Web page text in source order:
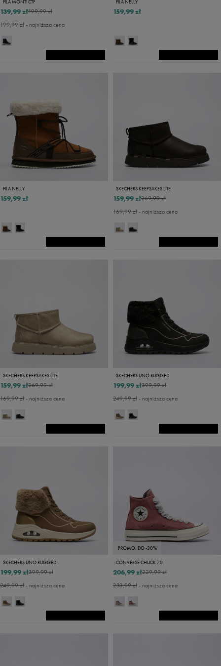
FILA MONTI CTF
199,99 zł
139,99 zł
199,99 zł- najniższa cena
FILA NELLY
159,99 zł
FILA NELLY
159,99 zł
SKECHERS KEEPSAKES LITE
269,99 zł
159,99 zł
169,99 zł- najniższa cena
SKECHERS KEEPSAKES LITE
269,99 zł
159,99 zł
169,99 zł- najniższa cena
SKECHERS UNO RUGGED
399,99 zł
199,99 zł
249,99 zł- najniższa cena
SKECHERS UNO RUGGED
399,99 zł
199,99 zł
249,99 zł- najniższa cena
PROMO: DO -30%
CONVERSE CHUCK 70
229,99 zł
206,99 zł
233,99 zł- najniższa cena